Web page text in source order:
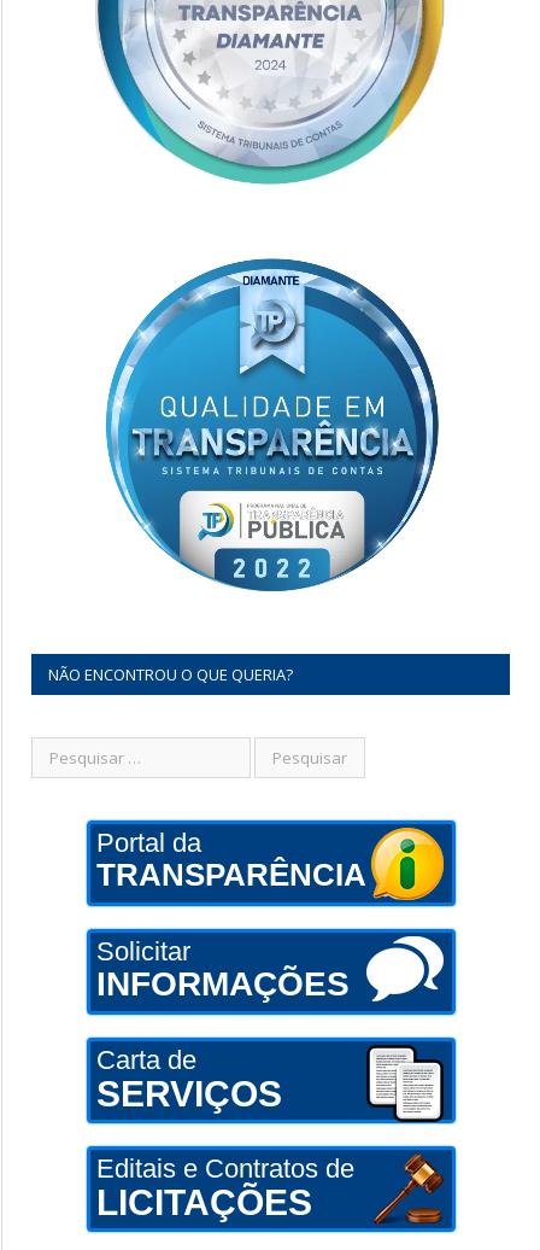
NÃO ENCONTROU O QUE QUERIA?
Portal da
TRANSPARÊNCIA
Solicitar
INFORMAÇÕES
Carta de
SERVIÇOS
Editais e Contratos de
LICITAÇÕES